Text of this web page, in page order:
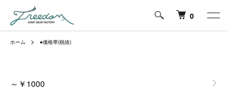
0
ホーム ●価格帯(税抜)
グループ一覧
～￥1000